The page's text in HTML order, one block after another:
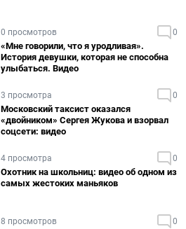
0 просмотров 0
«Мне говорили, что я уродливая».
История девушки, которая не способна
улыбаться. Видео
3 просмотра 0
Московский таксист оказался
«двойником» Сергея Жукова и взорвал
соцсети: видео
4 просмотра 0
Охотник на школьниц: видео об одном из
самых жестоких маньяков
8 просмотров 0